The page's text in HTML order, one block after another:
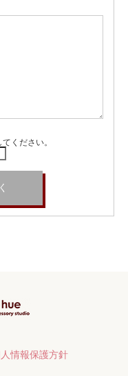
ください。
情報保護方針